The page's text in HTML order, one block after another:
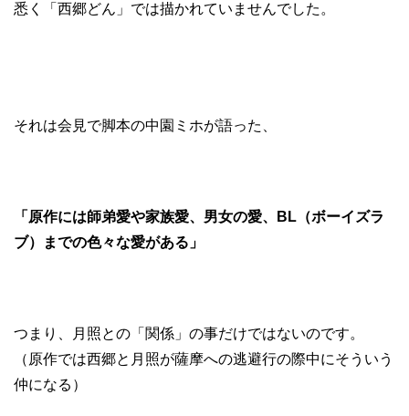
悉く「西郷どん」では描かれていませんでした。
それは会見で脚本の中園ミホが語った、
「原作には師弟愛や家族愛、男女の愛、BL（ボーイズラ
ブ）までの色々な愛がある」
つまり、月照との「関係」の事だけではないのです。
（原作では西郷と月照が薩摩への逃避行の際中にそういう
仲になる）